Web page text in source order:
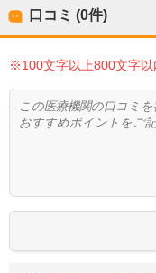
口コミ (0件)
※100文字以上800文字以